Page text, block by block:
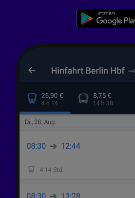
Liste der Partner (Lieferanten)